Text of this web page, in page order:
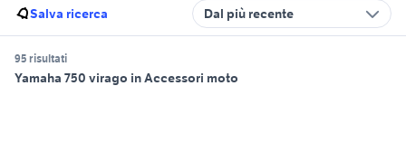
Salva ricerca Dal più recente
95 risultati
Yamaha 750 virago in Accessori moto